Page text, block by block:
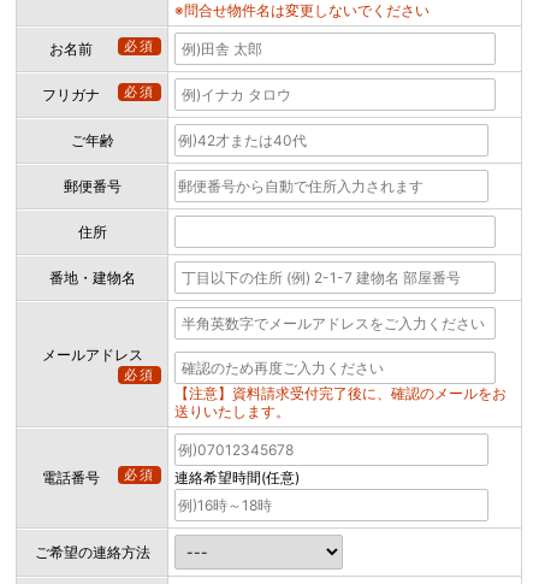
※問合せ物件名は変更しないでください
お名前 必須
フリガナ 必須
ご年齢
郵便番号
住所
番地・建物名
メールアドレス
必須
【注意】資料請求受付完了後に、確認のメールをお
送りいたします。
電話番号 必須 連絡希望時間(任意)
ご希望の連絡方法